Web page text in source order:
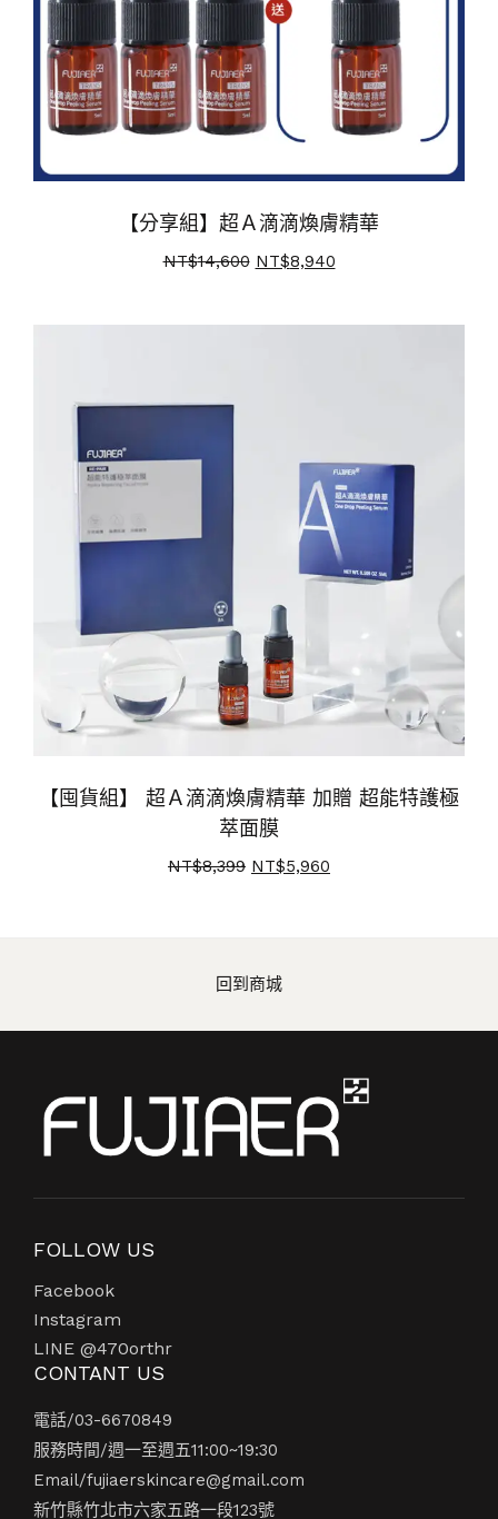
【分享組】超Ａ滴滴煥膚精華
NT$14,600 NT$8,940
【囤貨組】 超Ａ滴滴煥膚精華 加贈 超能特護極
萃面膜
NT$8,399 NT$5,960
回到商城
FOLLOW US
Facebook
Instagram
LINE @470orthr
CONTANT US
電話/03-6670849
服務時間/週一至週五11:00~19:30
Email/fujiaerskincare@gmail.com
新竹縣竹北市六家五路一段123號